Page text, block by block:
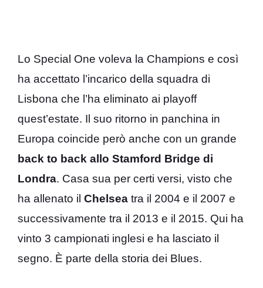
Lo Special One voleva la Champions e così
ha accettato l’incarico della squadra di
Lisbona che l’ha eliminato ai playoff
quest’estate. Il suo ritorno in panchina in
Europa coincide però anche con un grande
back to back allo Stamford Bridge di
Londra. Casa sua per certi versi, visto che
ha allenato il Chelsea tra il 2004 e il 2007 e
successivamente tra il 2013 e il 2015. Qui ha
vinto 3 campionati inglesi e ha lasciato il
segno. È parte della storia dei Blues.